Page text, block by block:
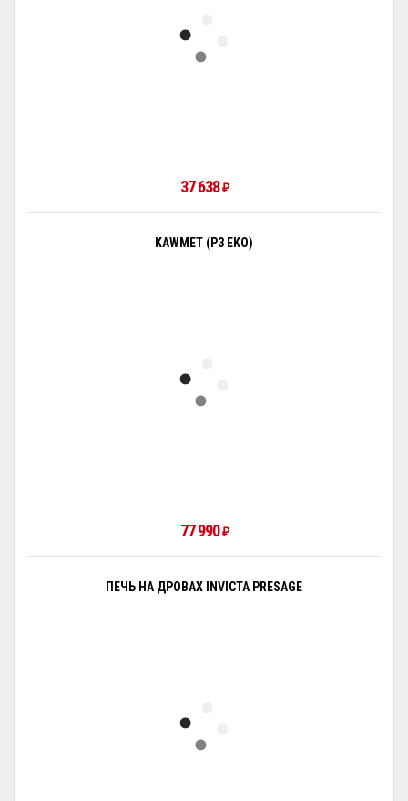
37 638₽
KAWMET (P3 EKO)
77 990₽
ПЕЧЬ НА ДРОВАХ INVICTA PRESAGE